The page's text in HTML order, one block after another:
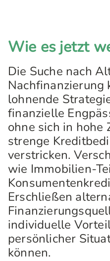
Wie es jetzt
Die Suche nach
Nachfinanzierung
lohnende
finanzielle
ohne sich in hohe
strenge
verstricken.
wie Immobilien-
Erschließen
individuelle
persönlicher
können.